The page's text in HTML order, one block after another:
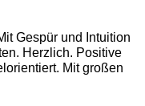
Gespür und Intuition
Herzlich. Positive
Mit großen